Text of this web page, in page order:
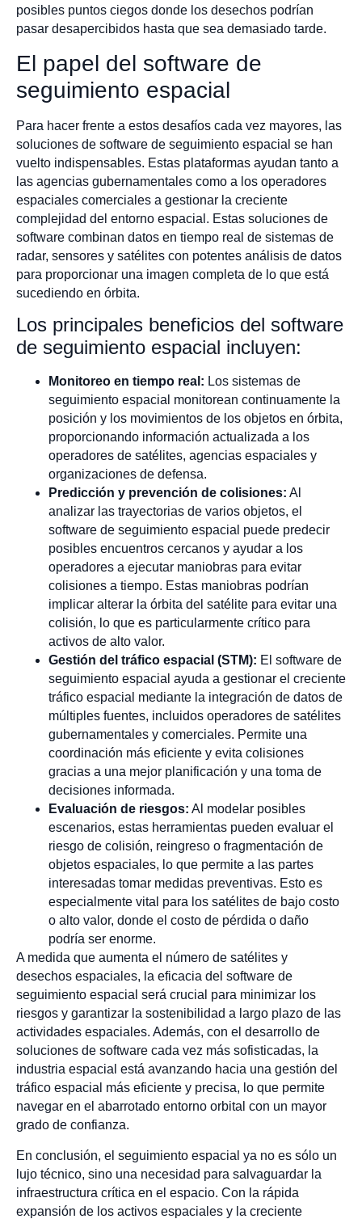
posibles puntos ciegos donde los desechos podrían
pasar desapercibidos hasta que sea demasiado tarde.
El papel del software de
seguimiento espacial
Para hacer frente a estos desafíos cada vez mayores, las
soluciones de software de seguimiento espacial se han
vuelto indispensables. Estas plataformas ayudan tanto a
las agencias gubernamentales como a los operadores
espaciales comerciales a gestionar la creciente
complejidad del entorno espacial. Estas soluciones de
software combinan datos en tiempo real de sistemas de
radar, sensores y satélites con potentes análisis de datos
para proporcionar una imagen completa de lo que está
sucediendo en órbita.
Los principales beneficios del software
de seguimiento espacial incluyen:
Monitoreo en tiempo real: Los sistemas de
seguimiento espacial monitorean continuamente la
posición y los movimientos de los objetos en órbita,
proporcionando información actualizada a los
operadores de satélites, agencias espaciales y
organizaciones de defensa.
Predicción y prevención de colisiones: Al
analizar las trayectorias de varios objetos, el
software de seguimiento espacial puede predecir
posibles encuentros cercanos y ayudar a los
operadores a ejecutar maniobras para evitar
colisiones a tiempo. Estas maniobras podrían
implicar alterar la órbita del satélite para evitar una
colisión, lo que es particularmente crítico para
activos de alto valor.
Gestión del tráfico espacial (STM): El software de
seguimiento espacial ayuda a gestionar el creciente
tráfico espacial mediante la integración de datos de
múltiples fuentes, incluidos operadores de satélites
gubernamentales y comerciales. Permite una
coordinación más eficiente y evita colisiones
gracias a una mejor planificación y una toma de
decisiones informada.
Evaluación de riesgos: Al modelar posibles
escenarios, estas herramientas pueden evaluar el
riesgo de colisión, reingreso o fragmentación de
objetos espaciales, lo que permite a las partes
interesadas tomar medidas preventivas. Esto es
especialmente vital para los satélites de bajo costo
o alto valor, donde el costo de pérdida o daño
podría ser enorme.
A medida que aumenta el número de satélites y
desechos espaciales, la eficacia del software de
seguimiento espacial será crucial para minimizar los
riesgos y garantizar la sostenibilidad a largo plazo de las
actividades espaciales. Además, con el desarrollo de
soluciones de software cada vez más sofisticadas, la
industria espacial está avanzando hacia una gestión del
tráfico espacial más eficiente y precisa, lo que permite
navegar en el abarrotado entorno orbital con un mayor
grado de confianza.
En conclusión, el seguimiento espacial ya no es sólo un
lujo técnico, sino una necesidad para salvaguardar la
infraestructura crítica en el espacio. Con la rápida
expansión de los activos espaciales y la creciente